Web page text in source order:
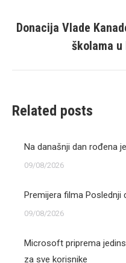
Donacija Vlade
školama u
Related posts
Na današnji dan rođena
09/08/2026
Premijera filma Poslednji
09/08/2026
Microsoft priprema
za sve korisnike